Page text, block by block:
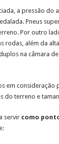
a pressão do
Pneus
Por outro
rodas, além da
na câmara
em consideração
do terreno e
servir como